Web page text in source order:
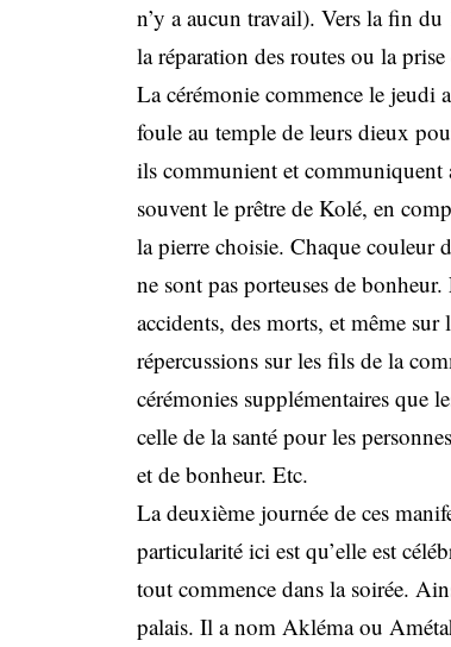
n’y a aucun travail). Vers la fin
la réparation des routes ou la
La cérémonie commence le jeudi
foule au temple de leurs dieux
ils communient et communiquent
souvent le prêtre de Kolé, en
la pierre choisie. Chaque couleur
ne sont pas porteuses de
accidents, des morts, et même
répercussions sur les fils de la
cérémonies supplémentaires que
celle de la santé pour les
et de bonheur. Etc.
La deuxième journée de ces
particularité ici est qu’elle est
tout commence dans la soirée.
palais. Il a nom Akléma ou